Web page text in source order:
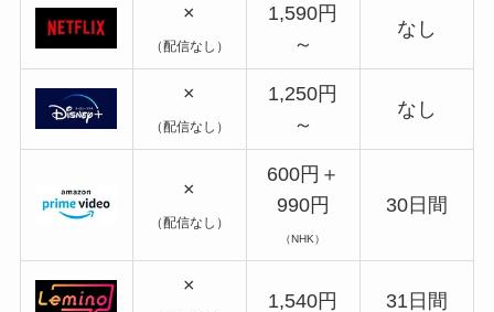
×
（配信なし）
1,590円
～
なし
×
（配信なし）
1,250円
～
なし
×
（配信なし）
600円＋
990円
（NHK）
30日間
×
1,540円 31日間